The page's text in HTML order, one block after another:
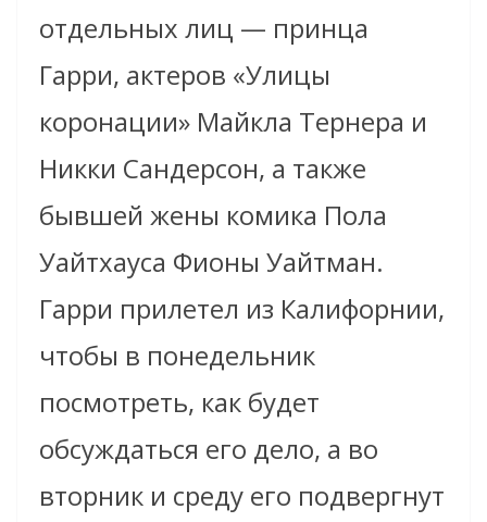
отдельных лиц — принца
Гарри, актеров «Улицы
коронации» Майкла Тернера и
Никки Сандерсон, а также
бывшей жены комика Пола
Уайтхауса Фионы Уайтман.
Гарри прилетел из Калифорнии,
чтобы в понедельник
посмотреть, как будет
обсуждаться его дело, а во
вторник и среду его подвергнут